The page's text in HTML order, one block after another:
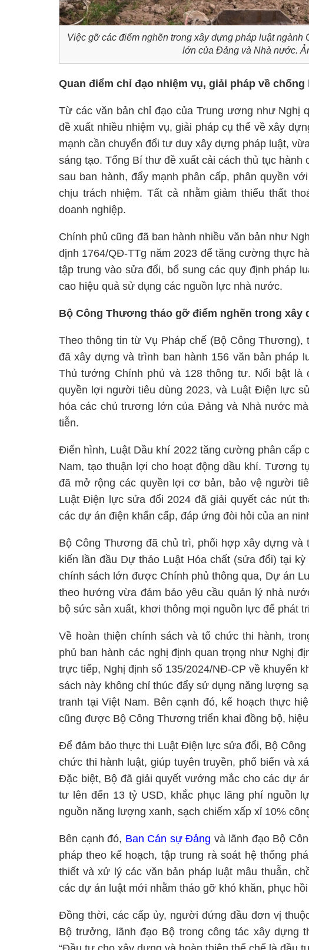
Việc gỡ các điểm nghẽn trong xây dựng pháp luật
lớn của Đảng và Nhà nước.
Quan điểm chỉ đạo nhiệm vụ, giải pháp về
Từ các văn bản chỉ đạo của Trung ương như Nghị
đề xuất nhiều nhiệm vụ, giải pháp cụ thể về xây
mạnh cần chuyển đổi tư duy xây dựng pháp luật,
sáng tạo. Tổng Bí thư đề xuất cải cách thủ tục
sau ban hành, đẩy mạnh phân cấp, phân quyền
chịu trách nhiệm. Tất cả nhằm giảm thiểu thất
doanh nghiệp.
Chính phủ cũng đã ban hành nhiều văn bản như
định 1764/QĐ-TTg năm 2023 để tăng cường thực
tập trung vào sửa đổi, bổ sung các quy định pháp
cao hiệu quả sử dụng các nguồn lực nhà nước.
Bộ Công Thương tháo gỡ điểm nghẽn trong xây
Theo thông tin từ Vụ Pháp chế (Bộ Công
đã xây dựng và trình ban hành 156 văn bản pháp
Thủ tướng Chính phủ và 128 thông tư. Nổi bật
quyền lợi người tiêu dùng 2023, và Luật Điện lực
hóa các chủ trương lớn của Đảng và Nhà nước
tiễn.
Điển hình, Luật Dầu khí 2022 tăng cường phân cấp
Nam, tạo thuận lợi cho hoạt động dầu khí. Tương
đã mở rộng các quyền lợi cơ bản, bảo vệ người
Luật Điện lực sửa đổi 2024 đã giải quyết các nút
các dự án điện khẩn cấp, đáp ứng đòi hỏi của an
Bộ Công Thương đã chủ trì, phối hợp xây dựng
kiến lần đầu Dự thảo Luật Hóa chất (sửa đổi) tại
chính sách lớn được Chính phủ thông qua, Dự án
theo hướng vừa đảm bảo yêu cầu quản lý nhà
bộ sức sản xuất, khơi thông mọi nguồn lực để phát
Về hoàn thiện chính sách và tổ chức thi hành,
phủ ban hành các nghị định quan trọng như Nghị
trực tiếp, Nghị định số 135/2024/NĐ-CP về khuyến
sách này không chỉ thúc đẩy sử dụng năng lượng
tranh tại Việt Nam. Bên cạnh đó, kế hoạch thực
cũng được Bộ Công Thương triển khai đồng bộ,
Để đảm bảo thực thi Luật Điện lực sửa đổi, Bộ
chức thi hành luật, giúp tuyên truyền, phổ biến và
Đặc biệt, Bộ đã giải quyết vướng mắc cho các dự
tư lên đến 13 tỷ USD, khắc phục lãng phí nguồn
nguồn năng lượng xanh, sạch chiếm xấp xỉ 10%
Bên cạnh đó, Ban Cán sự Đảng và lãnh đạo Bộ
pháp theo kế hoạch, tập trung rà soát hệ thống
thiết và xử lý các văn bản pháp luật mâu thuẫn,
các dự án luật mới nhằm tháo gỡ khó khăn, phục
Đồng thời, các cấp ủy, người đứng đầu đơn vị
Bộ trưởng, lãnh đạo Bộ trong công tác xây dựng